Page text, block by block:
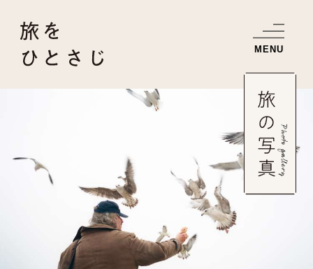
旅のエッセイ 旅の写真